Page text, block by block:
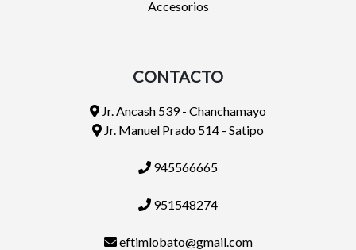
Accesorios
CONTACTO
Jr. Ancash 539 - Chanchamayo
Jr. Manuel Prado 514 - Satipo
945566665
951548274
eftimlobato@gmail.com